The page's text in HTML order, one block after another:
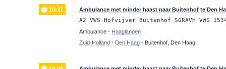
10:27 Ambulance met minder haast naar Buitenhof te Den
A2 VWS Hofvijver Buitenhof SGRAVH VWS
Ambulance - Haaglanden
Zuid-Holland - Den Haag - Buitenhof, Den Haag